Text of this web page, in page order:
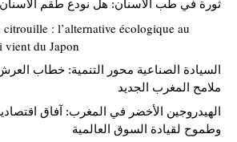
ثورة في طب الأسنان: هل نودع طقم الأسنان
citrouille : l’alternative écologique au
vient du Japon
السيادة الصناعية محور التنمية: خطاب
ملامح المغرب الجديد
الهيدروجين الأخضر في المغرب: آفاق
وطموح لقيادة السوق العالمية